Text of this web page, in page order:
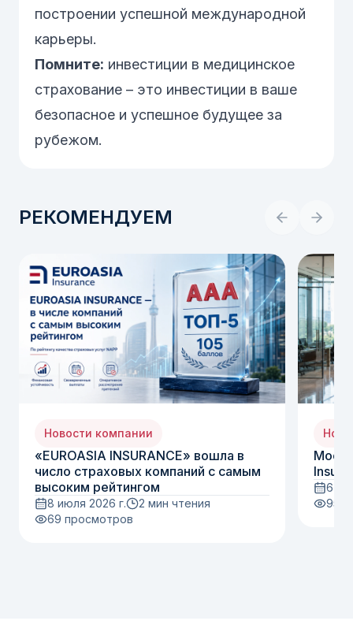
построении успешной международной
карьеры.
Помните: инвестиции в медицинское
страхование – это инвестиции в ваше
безопасное и успешное будущее за
рубежом.
РЕКОМЕНДУЕМ
Новости компании
«EUROASIA INSURANCE» вошла в
число страховых компаний с самым
высоким рейтингом
8 июля 2026 г.
2 мин чтения
69 просмотров
6
95